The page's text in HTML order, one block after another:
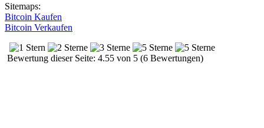
Sitemaps:
Bitcoin Kaufen
Bitcoin Verkaufen
Bewertung dieser Seite: 4.55 von 5 (6 Bewertungen)